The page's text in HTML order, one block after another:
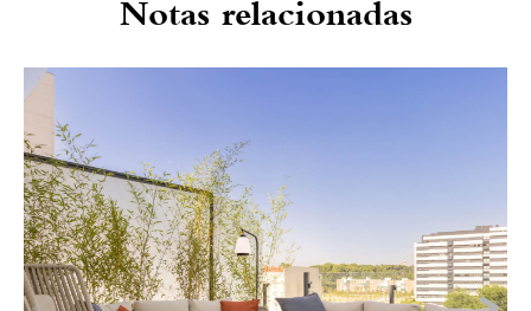
Notas relacionadas